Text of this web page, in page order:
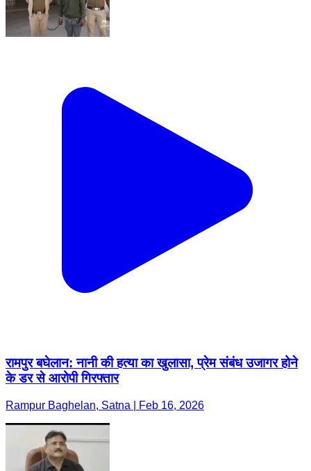
रामपुर बघेलान: नानी की हत्या का खुलासा, प्रेम संबंध उजागर होने
के डर से आरोपी गिरफ्तार
Rampur Baghelan, Satna | Feb 16, 2026